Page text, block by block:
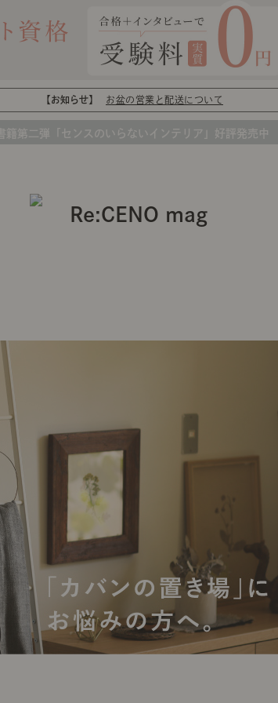
【お知らせ】 お盆の営業と配送について
書籍第二弾「センスのいらないインテリア」好評発売中